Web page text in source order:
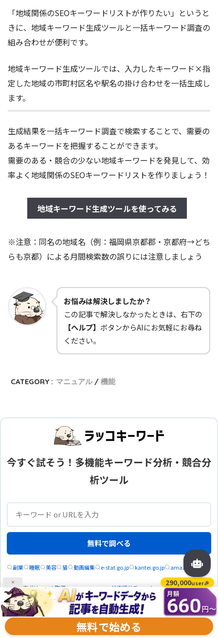
「地域関係のSEOキーワードリストが作りたい」というと
きに、地域キーワード生成ツールと一括キーワード調査の
組み合わせが便利です。
地域キーワード生成ツールでは、入力したキーワード×指
定した地域の市町村区名や駅名の掛け合わせを一括生成し
ます。
生成結果を一括キーワード調査で検索することで、需要の
あるキーワードを把握することができます。
需要のある・競合の少ない地域キーワードを発見して、効
率よく地域関係のSEOキーワードリストを作りましょう！
地域キーワード生成ツールを使ってみる
※注意：同名の地域名（例：福岡県京都郡・京都府→どち
らも京都）による月間検索数の誤りには注意しましょう
お悩みは解決しましたか？
この記事で解決しなかったときは、右下の
【ヘルプ】 ボタンからAIにお気軽にお尋ね
ください。
CATEGORY : マニュアル 機能
今すぐ試そう！多機能キーワード分析・競合分
析ツール
無料で調べる
副業 睡眠 美容 猫 動画編集 e-stat.go.jp kantei.go.jp amazon.co.jp
月間検索ボリューム取得
検索順位チェック
AI記事生成
見出し抽出
よくある質問
もっと見る
× 290,000user🎉
無料で始める